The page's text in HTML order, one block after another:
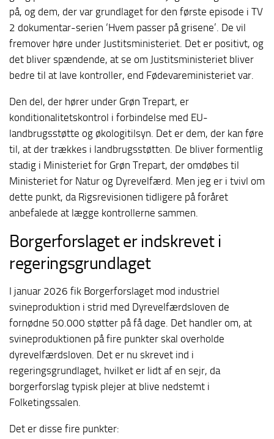
på, og dem, der var grundlaget for den første episode i TV
2 dokumentar-serien ‘Hvem passer på grisene’. De vil
fremover høre under Justitsministeriet. Det er positivt, og
det bliver spændende, at se om Justitsministeriet bliver
bedre til at lave kontroller, end Fødevareministeriet var.
Den del, der hører under Grøn Trepart, er
konditionalitetskontrol i forbindelse med EU-
landbrugsstøtte og økologitilsyn. Det er dem, der kan føre
til, at der trækkes i landbrugsstøtten. De bliver formentlig
stadig i Ministeriet for Grøn Trepart, der omdøbes til
Ministeriet for Natur og Dyrevelfærd. Men jeg er i tvivl om
dette punkt, da Rigsrevisionen tidligere på foråret
anbefalede at lægge kontrollerne sammen.
Borgerforslaget er indskrevet i
regeringsgrundlaget
I januar 2026 fik Borgerforslaget mod industriel
svineproduktion i strid med Dyrevelfærdsloven de
fornødne 50.000 støtter på få dage. Det handler om, at
svineproduktionen på fire punkter skal overholde
dyrevelfærdsloven. Det er nu skrevet ind i
regeringsgrundlaget, hvilket er lidt af en sejr, da
borgerforslag typisk plejer at blive nedstemt i
Folketingssalen.
Det er disse fire punkter: